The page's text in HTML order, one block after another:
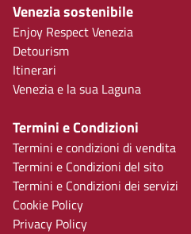
Venezia sostenibile
Enjoy Respect Venezia
Detourism
Itinerari
Venezia e la sua Laguna
Termini e Condizioni
Termini e condizioni di vendita
Termini e Condizioni del sito
Termini e Condizioni dei servizi
Cookie Policy
Privacy Policy